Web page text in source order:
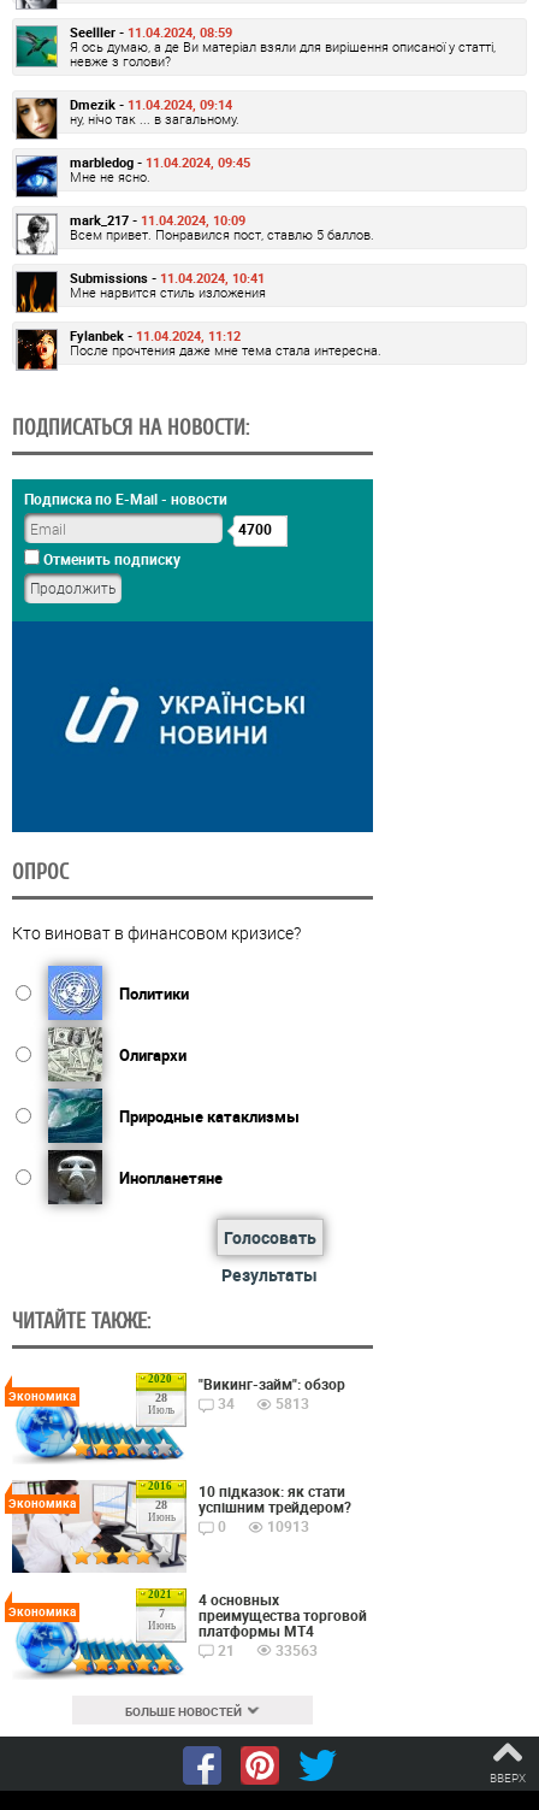
Seelller - 11.04.2024, 08:59
Я ось думаю, а де Ви матеріал взяли для вирішення описаної у статті,
невже з голови?
Dmezik - 11.04.2024, 09:14
ну, нічо так ... в загальному.
marbledog - 11.04.2024, 09:45
Мне не ясно.
mark_217 - 11.04.2024, 10:09
Всем привет. Понравился пост, ставлю 5 баллов.
Submissions - 11.04.2024, 10:41
Мне нарвится стиль изложения
Fylanbek - 11.04.2024, 11:12
После прочтения даже мне тема стала интересна.
ПОДПИСАТЬСЯ НА НОВОСТИ:
Подписка по E-Mail - новости
4700
Отменить подписку
ОПРОС
Кто виноват в финансовом кризисе?
Политики
Олигархи
Природные катаклизмы
Инопланетяне
Голосовать
Результаты
ЧИТАЙТЕ ТАКЖЕ:
2020
28
Июль
Экономика
"Викинг-займ": обзор
34
5813
2016
28
Июнь
Экономика
10 підказок: як стати
успішним трейдером?
0
10913
2021
7
Июнь
Экономика
4 основных
преимущества торговой
платформы MT4
21
33563
БОЛЬШЕ НОВОСТЕЙ
ВВЕРХ